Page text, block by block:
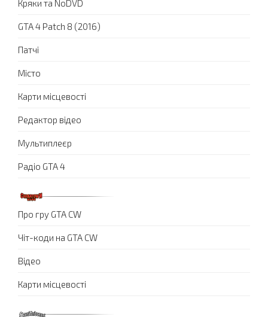
Кряки та NoDVD
GTA 4 Patch 8 (2016)
Патчі
Місто
Карти місцевості
Редактор відео
Мультиплеєр
Радіо GTA 4
Про гру GTA CW
Чіт-коди на GTA CW
Відео
Карти місцевості